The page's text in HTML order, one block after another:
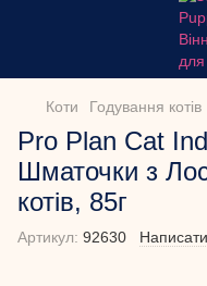
Коти Годування котів
Pro Plan Cat
Шматочки з
котів, 85г
Артикул: 92630 Написати